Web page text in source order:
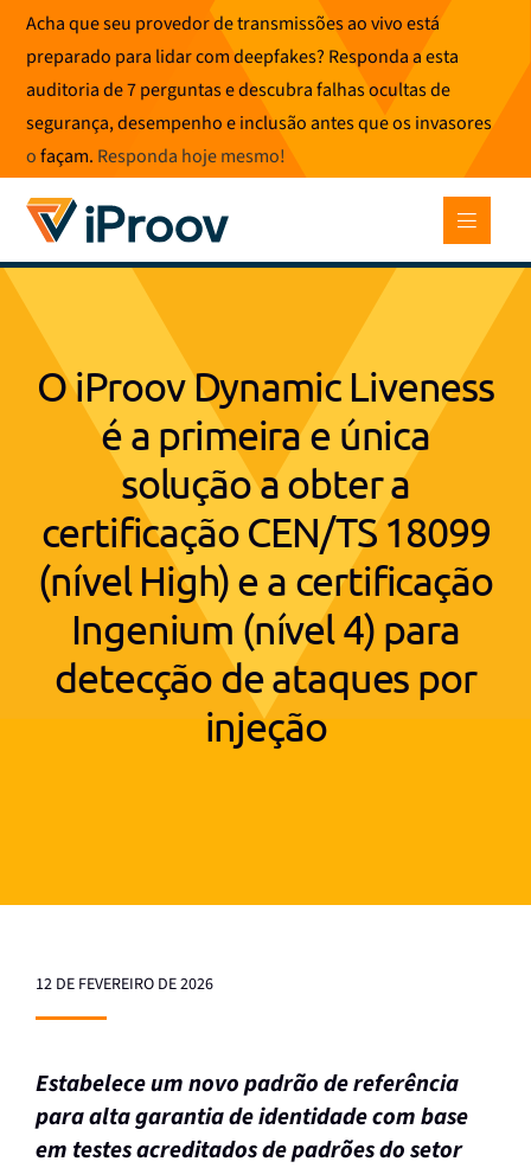
Pular
para
conteúdo
Acha que seu provedor de transmissões ao vivo está
preparado para lidar com deepfakes? Responda a esta
auditoria de 7 perguntas e descubra falhas ocultas de
segurança, desempenho e inclusão antes que os invasores
ofaçam. Responda hoje mesmo!
O iProov Dynamic Liveness
é a primeira e única
solução a obter a
certificação CEN/TS 18099
(nível High) e a certificação
Ingenium (nível 4) para
detecção de ataques por
injeção
12 DE FEVEREIRO DE 2026
Estabelece um novo padrão de referência
para alta garantia de identidade com base
em testes acreditados de padrões do setor